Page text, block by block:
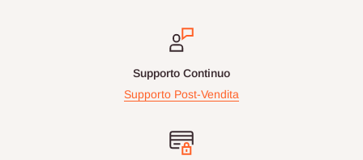
Supporto Continuo
Supporto Post-Vendita